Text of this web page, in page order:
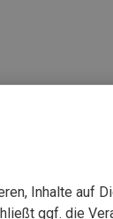
Inhalte auf
ggf. die